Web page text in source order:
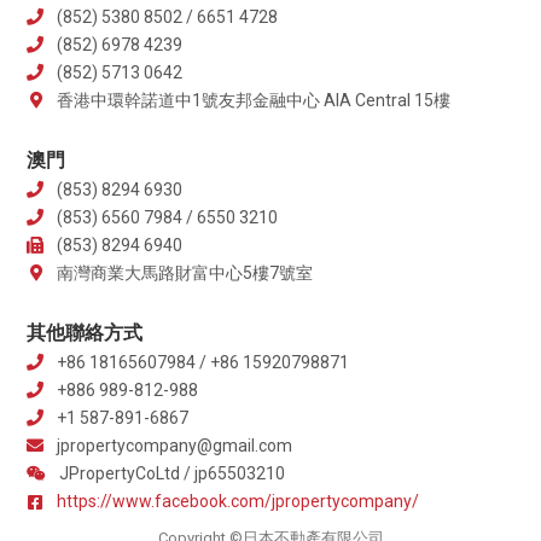
(852) 5380 8502 / 6651 4728
(852) 6978 4239
(852) 5713 0642
香港中環幹諾道中1號友邦金融中心 AIA Central 15樓
澳門
(853) 8294 6930
(853) 6560 7984 / 6550 3210
(853) 8294 6940
南灣商業大馬路財富中心5樓7號室
其他聯絡方式
+86 18165607984 / +86 15920798871
+886 989-812-988
+1 587-891-6867
jpropertycompany@gmail.com
JPropertyCoLtd / jp65503210
https://www.facebook.com/jpropertycompany/